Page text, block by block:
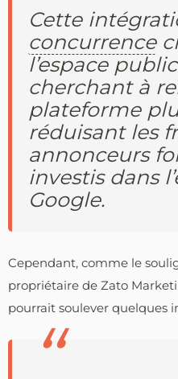
Cette
concurrence
l’espace
cherchant à
plateforme
réduisant les
annonceurs
investis dans
Google.
Cependant, comme le
propriétaire de Zato
pourrait soulever quelques